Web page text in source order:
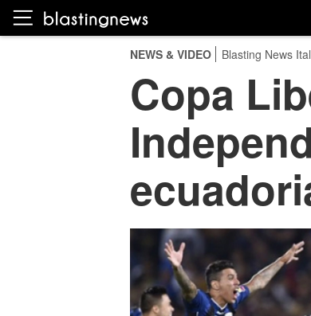
NEWS & VIDEO Blasting News
Copa